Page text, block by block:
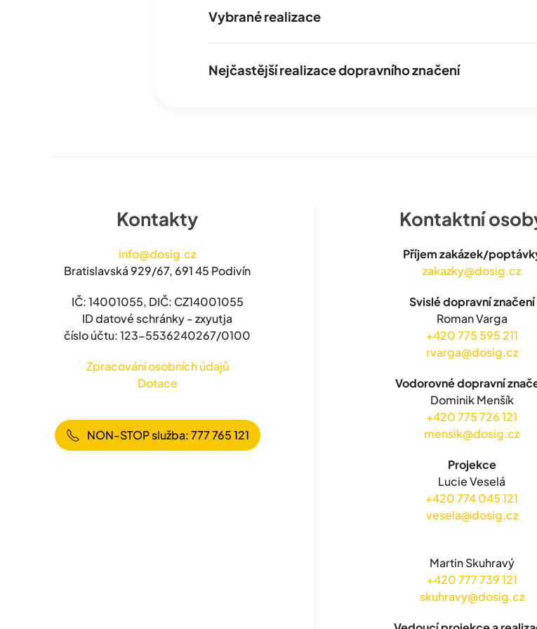
Vybrané realizace
Nejčastější realizace dopravního značení
Kontakty
info@dosig.cz
Bratislavská 929/67, 691 45 Podivín
IČ: 14001055, DIČ: CZ14001055
ID datové schránky - zxyutja
číslo účtu: 123-5536240267/0100
Zpracování osobních údajů
Dotace
NON-STOP služba: 777 765 121
Kontaktní
Příjem zakázek/
zakazky@dosig.cz
Svislé dopravní značení
Roman Varga
+420 775 595 211
rvarga@dosig.cz
Vodorovné dopravní
Dominik Menšík
+420 775 726 121
mensik@dosig.cz
Projekce
Lucie Veselá
+420 774 045 121
vesela@dosig.cz
Martin Skuhravý
+420 777 739 121
skuhravy@dosig.cz